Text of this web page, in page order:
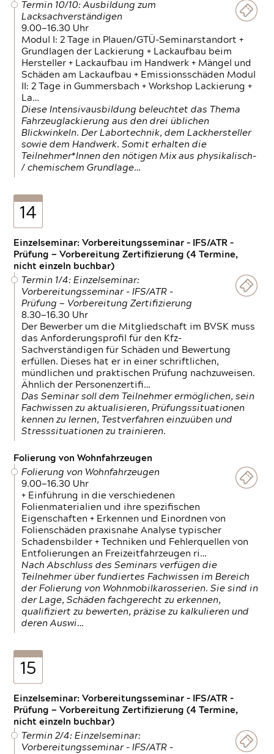
Termin 10/10: Ausbildung zum
Lacksachverständigen
9.00—16.30 Uhr
Modul I: 2 Tage in Plauen/GTÜ-Seminarstandort +
Grundlagen der Lackierung + Lackaufbau beim
Hersteller + Lackaufbau im Handwerk + Mängel und
Schäden am Lackaufbau + Emissionsschäden Modul
II: 2 Tage in Gummersbach + Workshop Lackierung +
La…
Diese Intensivausbildung beleuchtet das Thema
Fahrzeuglackierung aus den drei üblichen
Blickwinkeln. Der Labortechnik, dem Lackhersteller
sowie dem Handwerk. Somit erhalten die
Teilnehmer*Innen den nötigen Mix aus physikalisch-
/ chemischem Grundlage…
14
Einzelseminar: Vorbereitungsseminar - IFS/ATR -
Prüfung — Vorbereitung Zertifizierung (4 Termine,
nicht einzeln buchbar)
Termin 1/4: Einzelseminar:
Vorbereitungsseminar - IFS/ATR -
Prüfung — Vorbereitung Zertifizierung
8.30—16.30 Uhr
Der Bewerber um die Mitgliedschaft im BVSK muss
das Anforderungsprofil für den Kfz-
Sachverständigen für Schäden und Bewertung
erfüllen. Dieses hat er in einer schriftlichen,
mündlichen und praktischen Prüfung nachzuweisen.
Ähnlich der Personenzertifi…
Das Seminar soll dem Teilnehmer ermöglichen, sein
Fachwissen zu aktualisieren, Prüfungssituationen
kennen zu lernen, Testverfahren einzuüben und
Stresssituationen zu trainieren.
Folierung von Wohnfahrzeugen
Folierung von Wohnfahrzeugen
9.00—16.30 Uhr
+ Einführung in die verschiedenen
Folienmaterialien und ihre spezifischen
Eigenschaften + Erkennen und Einordnen von
Folienschäden praxisnahe Analyse typischer
Schadensbilder + Techniken und Fehlerquellen von
Entfolierungen an Freizeitfahrzeugen ri…
Nach Abschluss des Seminars verfügen die
Teilnehmer über fundiertes Fachwissen im Bereich
der Folierung von Wohnmobilkarosserien. Sie sind in
der Lage, Schäden fachgerecht zu erkennen,
qualifiziert zu bewerten, präzise zu kalkulieren und
deren Auswi…
15
Einzelseminar: Vorbereitungsseminar - IFS/ATR -
Prüfung — Vorbereitung Zertifizierung (4 Termine,
nicht einzeln buchbar)
Termin 2/4: Einzelseminar:
Vorbereitungsseminar - IFS/ATR -